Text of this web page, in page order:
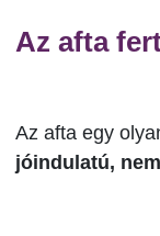
Az afta
Az afta egy
jóindulatú,